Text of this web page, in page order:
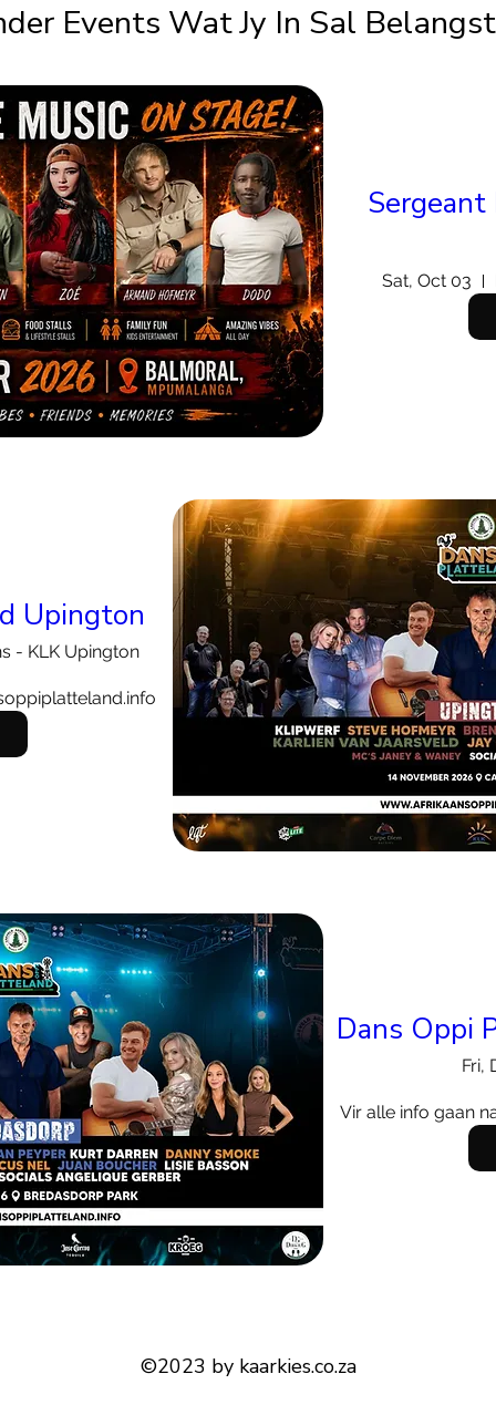
Events Wat Jy In Sal
Sergeant
Sat, Oct 03
Upington
- KLK Upington
Dans Oppi
Fri,
Vir alle info gaan
©2023 by kaarkies.co.za